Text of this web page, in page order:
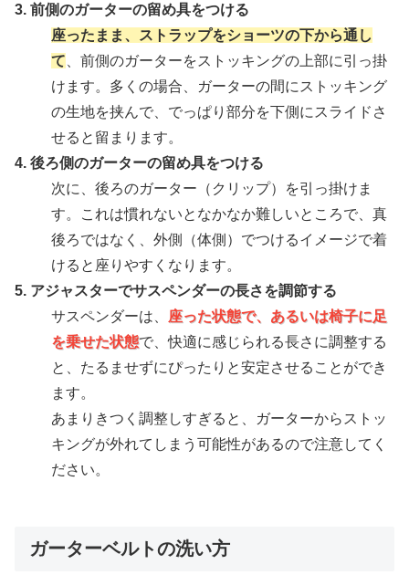
3. 前側のガーターの留め具をつける
座ったまま、ストラップをショーツの下から通し
て 、前側のガーターをストッキングの上部に引っ掛
けます。多くの場合、ガーターの間にストッキング
の生地を挟んで、でっぱり部分を下側にスライドさ
せると留まります。
4. 後ろ側のガーターの留め具をつける
次に、後ろのガーター（クリップ）を引っ掛けま
す。これは慣れないとなかなか難しいところで、真
後ろではなく、外側（体側）でつけるイメージで着
けると座りやすくなります。
5. アジャスターでサスペンダーの長さを調節する
サスペンダーは、 座った状態で、あるいは椅子に足
を乗せた状態で、快適に感じられる長さに調整する
と、たるませずにぴったりと安定させることができ
ます。
あまりきつく調整しすぎると、ガーターからストッ
キングが外れてしまう可能性があるので注意してく
ださい。
ガーターベルトの洗い方